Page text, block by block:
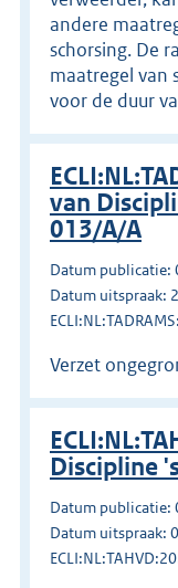
andere
schorsing. De
maatregel van
voor de duur
van
013/A/A
Datum publicatie:
Datum uitspraak:
Verzet
Discipline
Datum publicatie:
Datum uitspraak: